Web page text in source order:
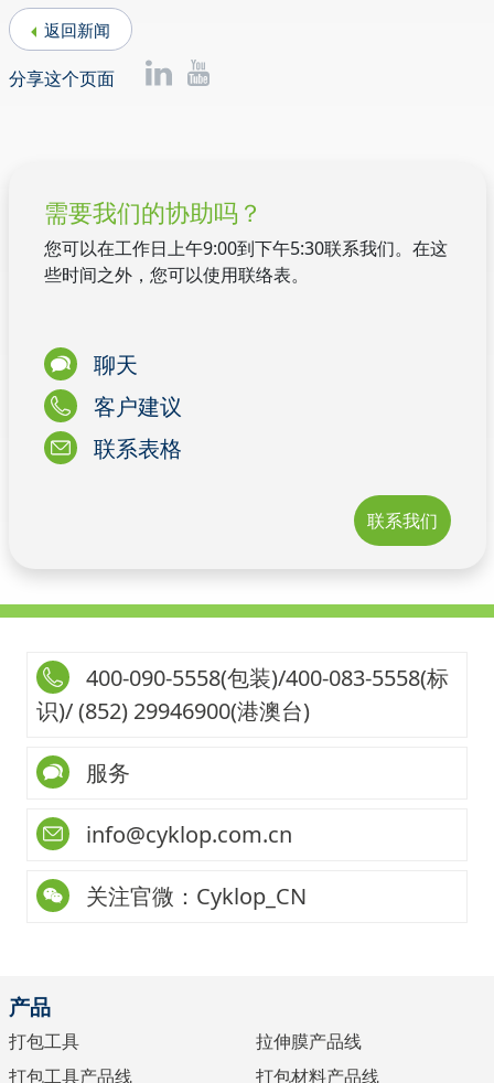
返回新闻
分享这个页面
需要我们的协助吗？
您可以在工作日上午9:00到下午5:30联系我们。在这
些时间之外，您可以使用联络表。
聊天
客户建议
联系表格
联系我们
400-090-5558(包装)/400-083-5558(标
识)/ (852) 29946900(港澳台)
服务
info@cyklop.com.cn
关注官微：Cyklop_CN
产品
打包工具
打包工具产品线
拉伸膜产品线
打包材料产品线